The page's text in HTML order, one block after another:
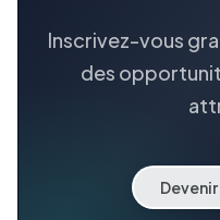
Inscrivez-vous
des